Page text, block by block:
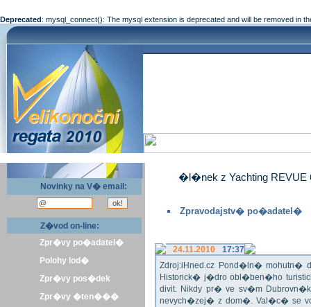
Deprecated: mysql_connect(): The mysql extension is deprecated and will be removed in
Novinky na V� email:
Z�vod on-line:
Zpr�vy po�adatel�
Polohy lod�
Zpr�vy pos�dek
Zpr�vy �ten���
�l�nek z Yachting REVUE
Zpravodajstv� po�adatel�
24.11.2010
17:37
Zdroj:iHned.cz Pond�ln�
Historick� j�dro obl�ben�ho
divit. Nikdy pr� ve sv�m
nevych�zej� z dom�. Val�c� se